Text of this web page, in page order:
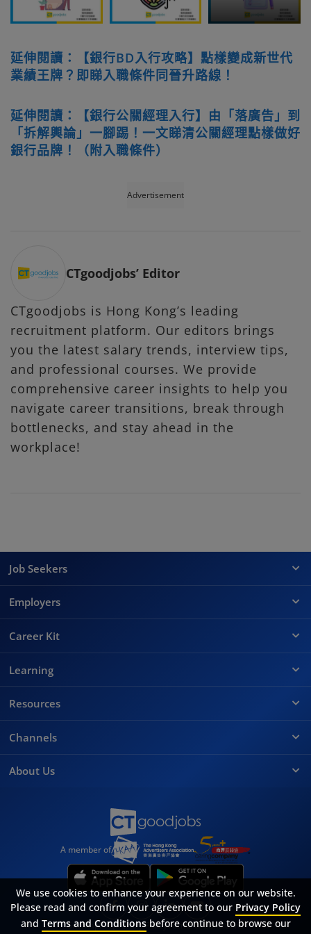
延伸閱讀：【銀行BD入行攻略】點樣變成新世代
業績王牌？即睇入職條件同晉升路線！
延伸閱讀：【銀行公關經理入行】由「落廣告」到
「拆解輿論」一腳踢！一文睇清公關經理點樣做好
銀行品牌！（附入職條件）
Advertisement
CTgoodjobs’ Editor
CTgoodjobs is Hong Kong’s leading
recruitment platform. Our editors brings
you the latest salary trends, interview tips,
and professional courses. We provide
comprehensive career insights to help you
navigate career transitions, break through
bottlenecks, and stay ahead in the
workplace!
Job Seekers
Employers
Career Kit
Learning
Resources
Channels
About Us
A member of
SitemapFAQPrivacy PolicyTerms & Conditions
We use cookies to enhance your experience on our website.
Please read and confirm your agreement to our Privacy Policy
and Terms and Conditionsbefore continue to browse our